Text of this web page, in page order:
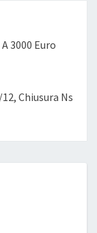
3000 Euro
Chiusura Ns